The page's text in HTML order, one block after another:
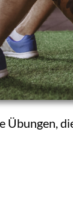
Übungen,